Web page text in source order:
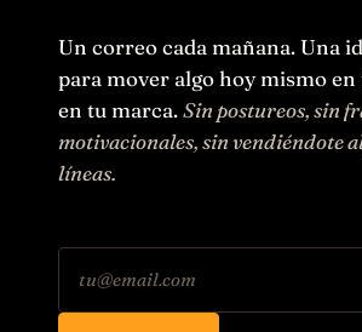
Un correo cada mañana. Una
para mover algo hoy mismo en
en tu marca.Sin postureos, sin
motivacionales, sin vendiéndote
líneas.